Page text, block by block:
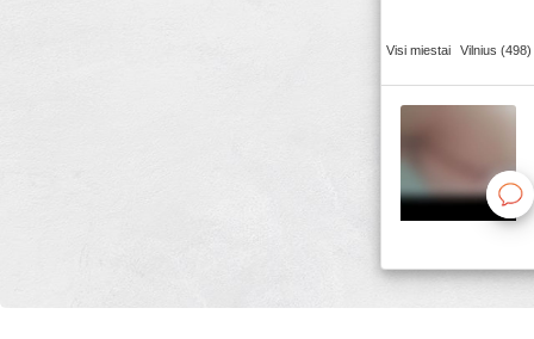
Visi miestai Vilnius (498)